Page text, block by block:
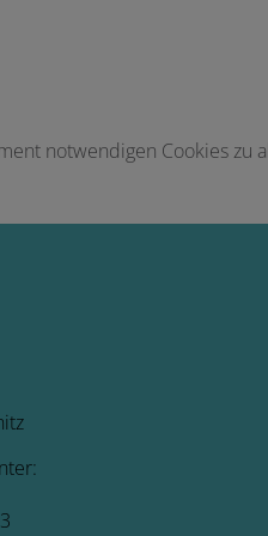
notwendigen Cookies zu